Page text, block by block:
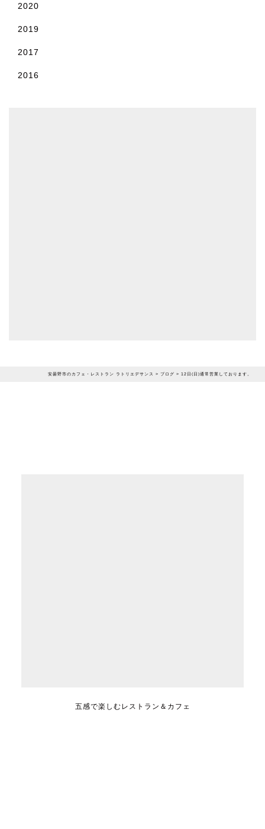
2020
2019
2017
2016
安曇野市のカフェ・レストラン ラトリエデサンス > ブログ > 12日(日)通常営業しております。
五感で楽しむレストラン＆カフェ